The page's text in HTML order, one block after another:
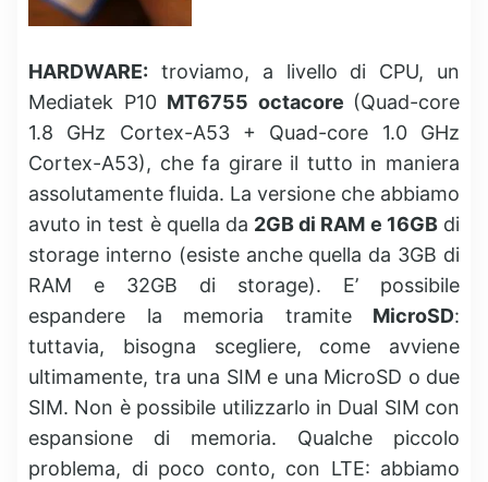
HARDWARE: troviamo, a livello di CPU, un
Mediatek P10 MT6755 octacore (Quad-core
1.8 GHz Cortex-A53 + Quad-core 1.0 GHz
Cortex-A53), che fa girare il tutto in maniera
assolutamente fluida. La versione che abbiamo
avuto in test è quella da 2GB di RAM e 16GBdi
storage interno (esiste anche quella da 3GB di
RAM e 32GB di storage). E’ possibile
espandere la memoria tramite MicroSD:
tuttavia, bisogna scegliere, come avviene
ultimamente, tra una SIM e una MicroSD o due
SIM. Non è possibile utilizzarlo in Dual SIM con
espansione di memoria. Qualche piccolo
problema, di poco conto, con LTE: abbiamo